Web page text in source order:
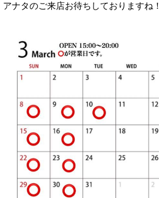
アナタのご来店お待ちしておりますね！